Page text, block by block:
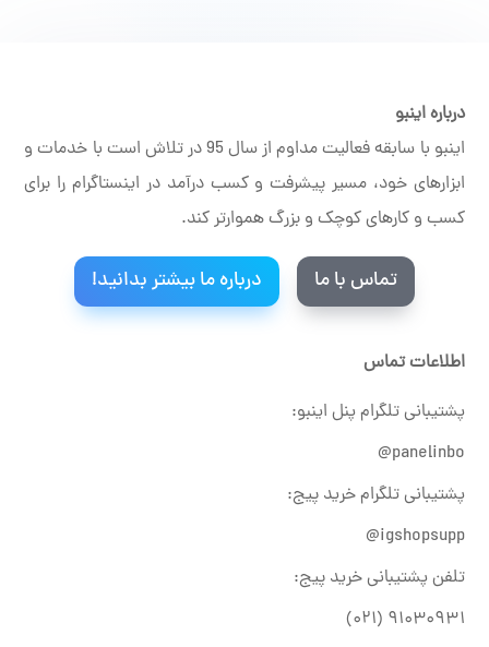
درباره اینبو
اینبو با سابقه فعالیت مداوم از سال 95 در تلاش است با خدمات و
ابزارهای خود، مسیر پیشرفت و کسب درآمد در اینستاگرام را برای
کسب و کارهای کوچک و بزرگ هموارتر کند.
تماس با ما درباره ما بیشتر بدانید!
اطلاعات تماس
پشتیبانی تلگرام پنل اینبو:
panelinbo@
پشتیبانی تلگرام خرید پیج:
igshopsupp@
تلفن پشتیبانی خرید پیج:
۹۱۰۳۰۹۳۱ (۰۲۱)